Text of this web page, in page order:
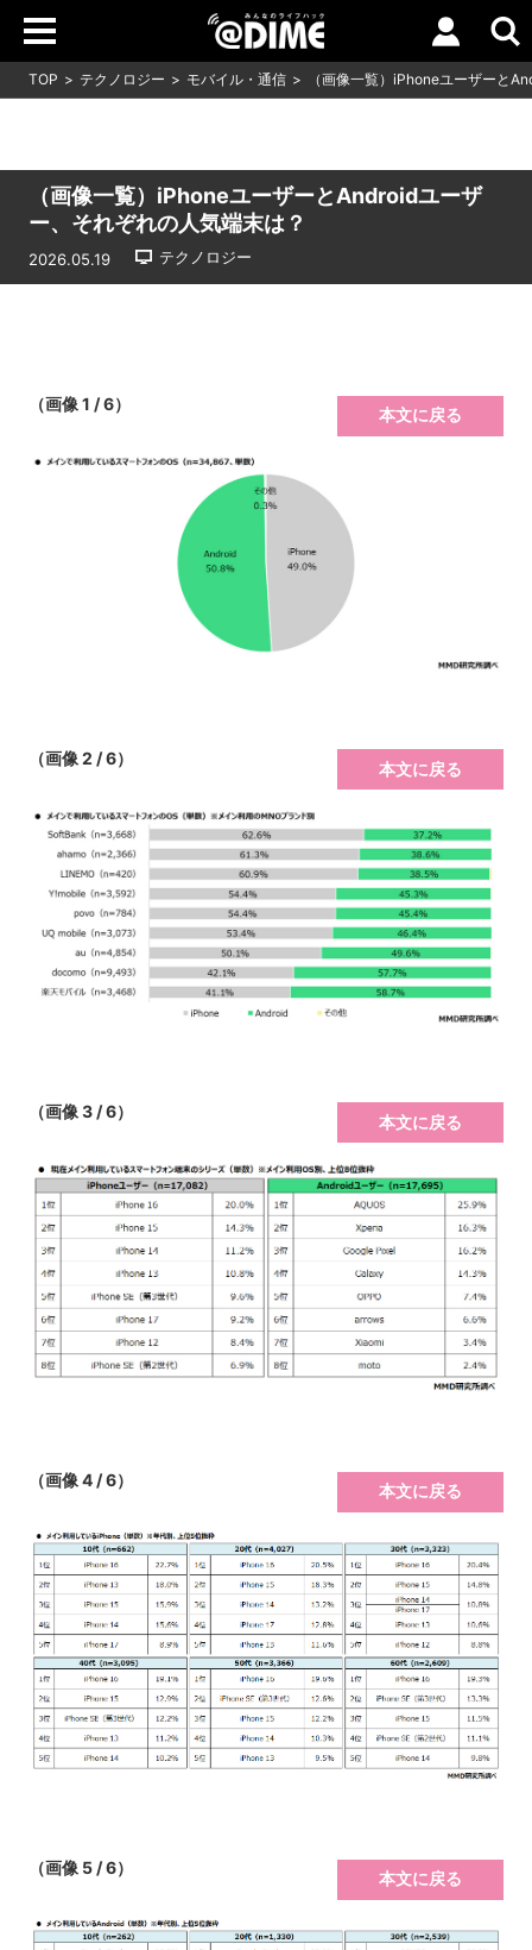
TOP テクノロジー モバイル・通信 （画像一覧）iPhoneユーザーと
（画像一覧）iPhoneユーザーとAndroidユーザ
ー、それぞれの人気端末は？
2026.05.19 テクノロジー
（画像 1 / 6）
本文に戻る
（画像 2 / 6）
本文に戻る
（画像 3 / 6）
本文に戻る
（画像 4 / 6）
本文に戻る
（画像 5 / 6）
本文に戻る